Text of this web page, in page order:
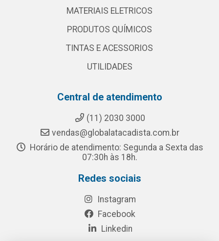
MATERIAIS ELETRICOS
PRODUTOS QUÍMICOS
TINTAS E ACESSORIOS
UTILIDADES
Central de atendimento
(11) 2030 3000
vendas@globalatacadista.com.br
Horário de atendimento: Segunda a Sexta das
07:30h às 18h.
Redes sociais
Instagram
Facebook
Linkedin